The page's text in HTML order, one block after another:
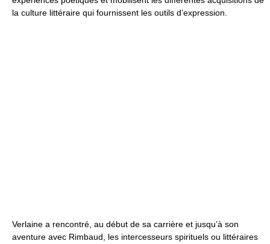
la culture littéraire qui fournissent les outils d’expression.
Verlaine a rencontré, au début de sa carrière et jusqu’à son
aventure avec Rimbaud, les intercesseurs spirituels ou littéraires